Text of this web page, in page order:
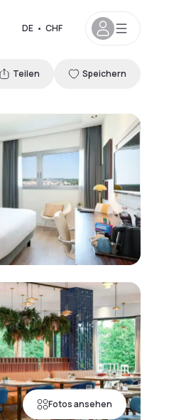
DE • CHF
Fotos ansehen
Teilen Speichern